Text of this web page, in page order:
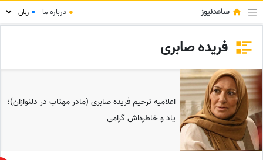
ساعدنیوز ● درباره ما ●
فریده صابری
اعلامیه ترحیم فریده صابری (مادر مهتاب در دلنوازان)؛
یاد و خاطره‌اش گرامی